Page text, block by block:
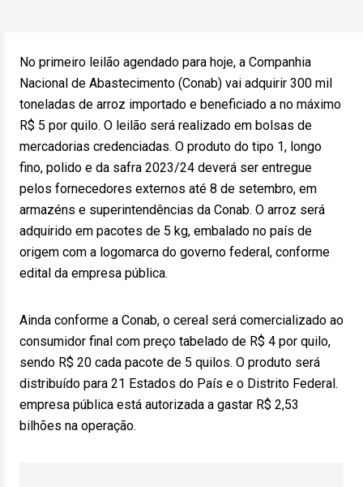
No primeiro leilão agendado para hoje, a Companhia
Nacional de Abastecimento (Conab) vai adquirir 300 mil
toneladas de arroz importado e beneficiado a no máximo
R$ 5 por quilo. O leilão será realizado em bolsas de
mercadorias credenciadas. O produto do tipo 1, longo
fino, polido e da safra 2023/24 deverá ser entregue
pelos fornecedores externos até 8 de setembro, em
armazéns e superintendências da Conab. O arroz será
adquirido em pacotes de 5 kg, embalado no país de
origem com a logomarca do governo federal, conforme
edital da empresa pública.
Ainda conforme a Conab, o cereal será comercializado ao
consumidor final com preço tabelado de R$ 4 por quilo,
sendo R$ 20 cada pacote de 5 quilos. O produto será
distribuído para 21 Estados do País e o Distrito Federal.
empresa pública está autorizada a gastar R$ 2,53
bilhões na operação.